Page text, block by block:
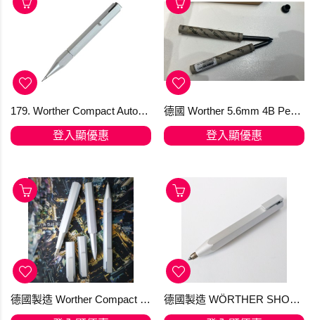
179. Worther Compact Automatic Pencil in Natural Aluminium 0.5mm 鉛筆
登入顯優惠
德國 Worther 5.6mm 4B Pencil Leads 鉛筆芯 週六旺角發貨
登入顯優惠
德國製造 Worther Compact 天然鋁鋼筆、走珠筆、鉛筆全套優惠值得收藏! (手快有) 德國製造 WÖRTHER SHORTY 天然鋁抓取筆 "隨心變芯"多用筆 (鉛筆/原子筆/顏色筆)